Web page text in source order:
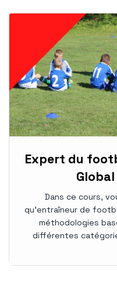
Expert du
Dans ce cours,
qu'entraîneur de
méthodologies
différentes